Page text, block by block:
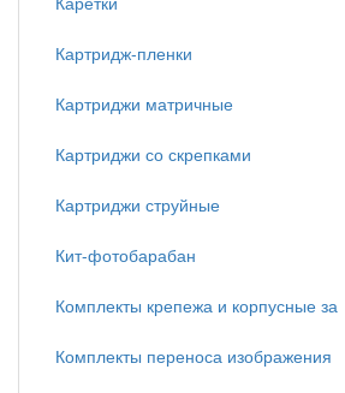
Картридж-пленки
Картриджи матричные
Картриджи со скрепками
Картриджи струйные
Кит-фотобарабан
Комплекты крепежа и корпусные за
Комплекты переноса изображения